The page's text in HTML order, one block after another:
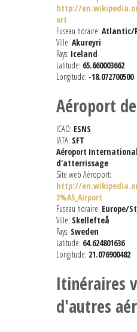
http://
ort
Fuseau horaire: Atlantic/
Ville: Akureyri
Pays: Iceland
Latitude: 65.660003662
Longitude: -18.072700500
Aéroport
ICAO: ESNS
IATA: SFT
Aéroport International
d'atterrissage
Site web Aéroport:
http://
3%A5_Airport
Fuseau horaire: Europe/
Ville: Skellefteå
Pays: Sweden
Latitude: 64.624801636
Longitude: 21.076900482
Itinéraires
d'autres